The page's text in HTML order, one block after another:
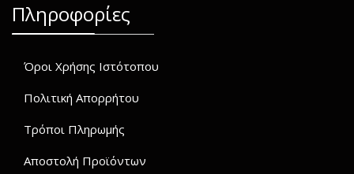
Πληροφορίες
Όροι Χρήσης Ιστότοπου
Πολιτική Απορρήτου
Τρόποι Πληρωμής
Αποστολή Προϊόντων